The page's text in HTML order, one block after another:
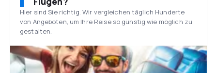
Hier sind Sie richtig. Wir vergleichen täglich Hunderte
von Angeboten, um Ihre Reise so günstig wie möglich zu
gestalten.